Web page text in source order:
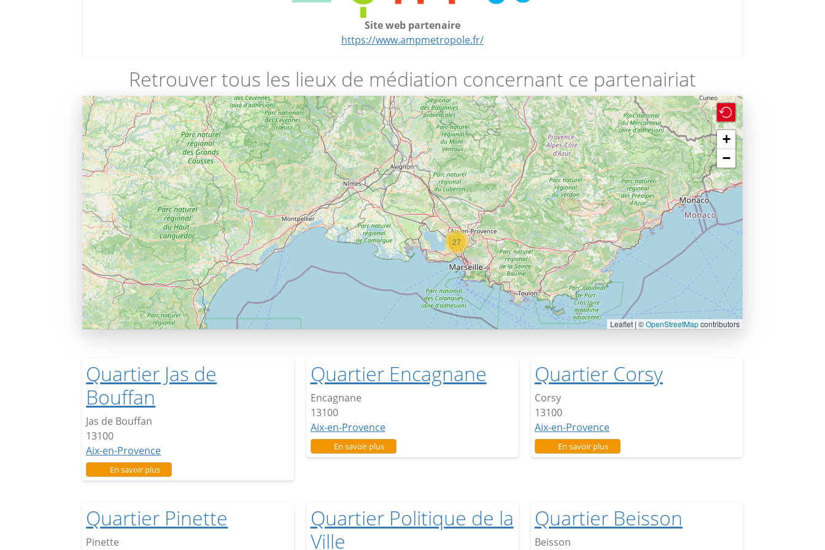
Site web partenaire
https://www.ampmetropole.fr/
Retrouver tous les lieux de médiation concernant ce partenairiat
27
+
−
Leaflet | ©OpenStreetMapcontributors
Quartier Jas de
Bouffan
Jas de Bouffan
13100
Aix-en-Provence
En savoir plussur Quartier Jas de Bouffan
Quartier Encagnane
Encagnane
13100
Aix-en-Provence
En savoir plussur Quartier Encagnane
Quartier Corsy
Corsy
13100
Aix-en-Provence
En savoir plussur Quartier Corsy
Quartier Pinette
Pinette
Quartier Politique de la
Ville
Quartier Beisson
Beisson